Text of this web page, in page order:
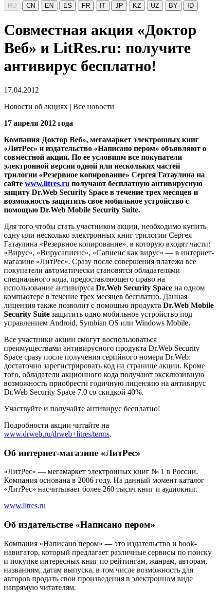
RU CN EN ES FR IT JP KZ UZ BY ID
Совместная акция «Доктор
Веб» и LitRes.ru: получите
антивирус бесплатно!
17.04.2012
Новости об акциях | Все новости
17 апреля 2012 года
Компания Доктор Веб», мегамаркет электронных книг
«ЛитРес» и издательство «Написано пером» объявляют о
совместной акции. По ее условиям все покупатели
электронной версии одной или нескольких частей
трилогии «Резервное копирование» Сергея Гатаулина на
сайте www.litres.ru получают бесплатную антивирусную
защиту Dr.Web Security Space в течение трех месяцев и
возможность защитить свое мобильное устройство с
помощью Dr.Web Mobile Security Suite.
Для того чтобы стать участником акции, необходимо купить
одну или несколько электронных книг трилогии Сергея
Гатаулина «Резервное копирование», в которую входят части:
«Вирус», «Вирусапиенс», «Сапиенс как вирус» — в интернет-
магазине «ЛитРес». Сразу после совершения платежа все
покупатели автоматически становятся обладателями
специального кода, предоставляющего право на
использование антивируса Dr.Web Security Space на одном
компьютере в течение трех месяцев бесплатно. Данная
лицензия также позволит с помощью продукта Dr.Web Mobile
Security Suite защитить одно мобильное устройство под
управлением Android, Symbian OS или Windows Mobile.
Все участники акции смогут воспользоваться
преимуществами антивирусного продукта Dr.Web Security
Space сразу после получения серийного номера Dr.Web:
достаточно зарегистрировать код на странице акции. Кроме
того, обладатели акционного кода получают эксклюзивную
возможность приобрести годичную лицензию на антивирус
Dr.Web Security Space 7.0 со скидкой 40%.
Участвуйте и получайте антивирус бесплатно!
Подробности акции читайте на
www.drweb.ru/drweb+litres/terms.
Об интернет-магазине «ЛитРес»
«ЛитРес» — мегамаркет электронных книг № 1 в России.
Компания основана в 2006 году. На данный момент каталог
«ЛитРес» насчитывает более 260 тысяч книг и аудиокниг.
www.litres.ru
Об издательстве «Написано пером»
Компания «Написано пером» — это издательство и book-
навигатор, который предлагает различные сервисы по поиску
и покупке интересных книг по рейтингам, жанрам, авторам,
названиям, датам выпуска, в том числе возможность для
авторов продать свои произведения в электронном виде
напрямую читателям.